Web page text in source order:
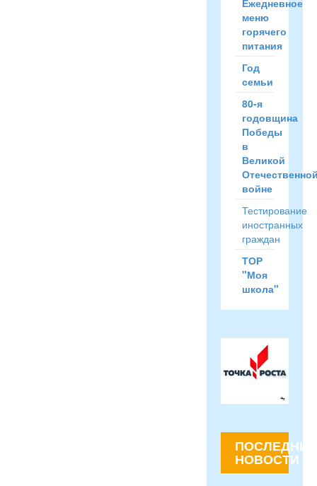
Ежедневное
меню
горячего
питания
Год
семьи
80-я
годовщина
Победы
в
Великой
войне
Тестирование
иностранных
граждан
ТОР
"Моя
школа"
ПОСЛЕДНИЕ
НОВОСТИ